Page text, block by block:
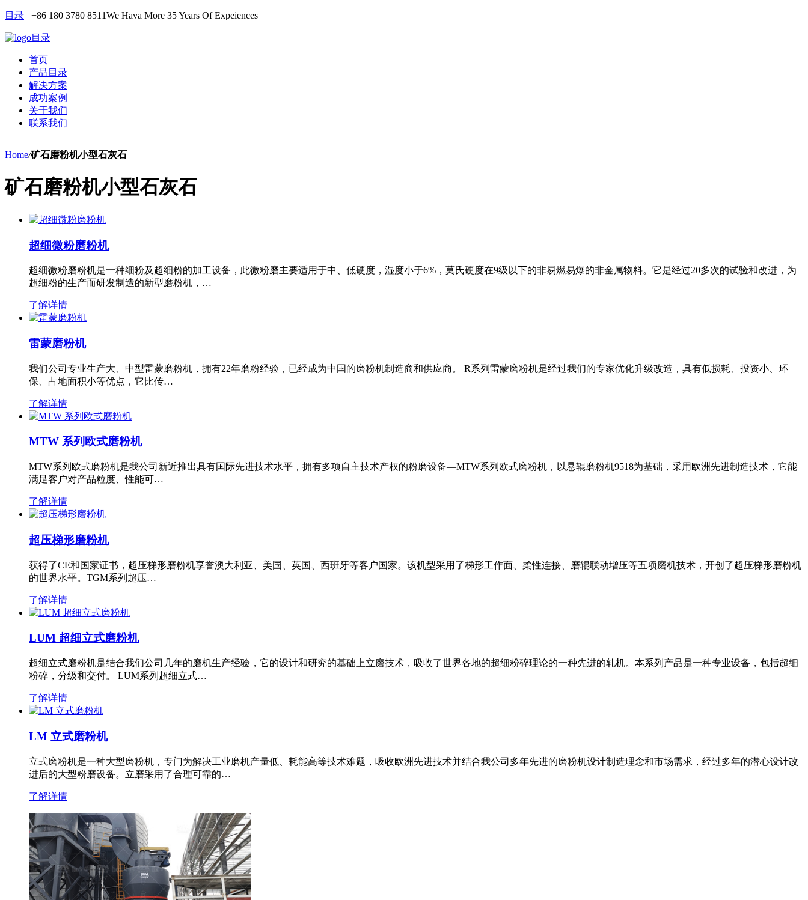
目录 +86 180 3780 8511We Hava More 35 Years Of Expeiences
目录
首页
产品目录
解决方案
成功案例
关于我们
联系我们
Home/矿石磨粉机小型石灰石
矿石磨粉机小型石灰石
超细微粉磨粉机
超细微粉磨粉机是一种细粉及超细粉的加工设备，此微粉磨主要适用于中、低硬度，湿度小于6%，莫氏硬度在9级以下的非易燃易爆的非金属物料。它是经过20多次的试验和改进，为
超细粉的生产而研发制造的新型磨粉机，…
了解详情
雷蒙磨粉机
我们公司专业生产大、中型雷蒙磨粉机，拥有22年磨粉经验，已经成为中国的磨粉机制造商和供应商。 R系列雷蒙磨粉机是经过我们的专家优化升级改造，具有低损耗、投资小、环
保、占地面积小等优点，它比传…
了解详情
MTW 系列欧式磨粉机
MTW系列欧式磨粉机是我公司新近推出具有国际先进技术水平，拥有多项自主技术产权的粉磨设备—MTW系列欧式磨粉机，以悬辊磨粉机9518为基础，采用欧洲先进制造技术，它能
满足客户对产品粒度、性能可…
了解详情
超压梯形磨粉机
获得了CE和国家证书，超压梯形磨粉机享誉澳大利亚、美国、英国、西班牙等客户国家。该机型采用了梯形工作面、柔性连接、磨辊联动增压等五项磨机技术，开创了超压梯形磨粉机
的世界水平。TGM系列超压…
了解详情
LUM 超细立式磨粉机
超细立式磨粉机是结合我们公司几年的磨机生产经验，它的设计和研究的基础上立磨技术，吸收了世界各地的超细粉碎理论的一种先进的轧机。本系列产品是一种专业设备，包括超细
粉碎，分级和交付。 LUM系列超细立式…
了解详情
LM 立式磨粉机
立式磨粉机是一种大型磨粉机，专门为解决工业磨机产量低、耗能高等技术难题，吸收欧洲先进技术并结合我公司多年先进的磨粉机设计制造理念和市场需求，经过多年的潜心设计改
进后的大型粉磨设备。立磨采用了合理可靠的…
了解详情